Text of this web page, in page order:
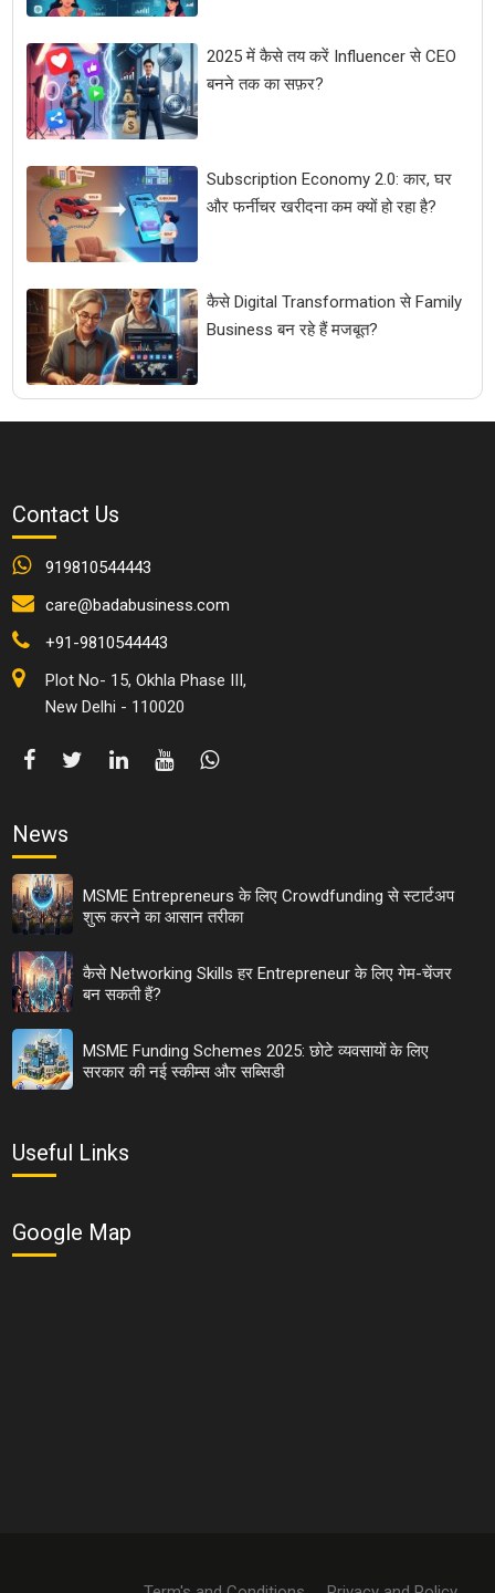
2025 में कैसे तय करें Influencer से CEO
बनने तक का सफ़र?
Subscription Economy 2.0: कार, घर
और फर्नीचर खरीदना कम क्यों हो रहा है?
कैसे Digital Transformation से Family
Business बन रहे हैं मजबूत?
Contact Us
919810544443
care@badabusiness.com
+91-9810544443
Plot No- 15, Okhla Phase III,
New Delhi - 110020
News
MSME Entrepreneurs के लिए Crowdfunding से स्टार्टअप
शुरू करने का आसान तरीका
कैसे Networking Skills हर Entrepreneur के लिए गेम-चेंजर
बन सकती हैं?
MSME Funding Schemes 2025: छोटे व्यवसायों के लिए
सरकार की नई स्कीम्स और सब्सिडी
Useful Links
Google Map